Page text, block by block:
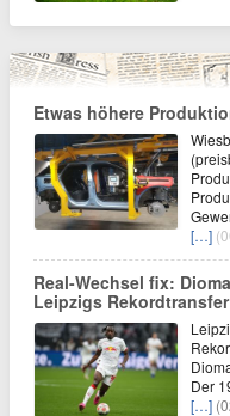
Etwas höhere
[…]
Real-Wechsel fix:
Leipzigs Rekordtransfer
Der
[…]